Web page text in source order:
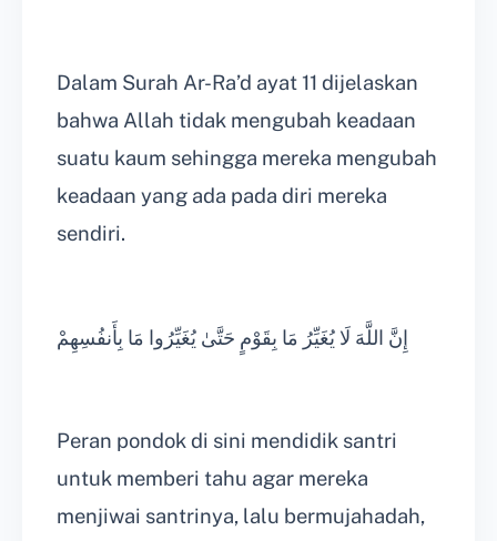
Dalam Surah Ar-Ra’d ayat 11 dijelaskan
bahwa Allah tidak mengubah keadaan
suatu kaum sehingga mereka mengubah
keadaan yang ada pada diri mereka
sendiri.
إِنَّ اللَّهَ لَا يُغَيِّرُ مَا بِقَوْمٍ حَتَّىٰ يُغَيِّرُوا مَا بِأَنفُسِهِمْ
Peran pondok di sini mendidik santri
untuk memberi tahu agar mereka
menjiwai santrinya, lalu bermujahadah,